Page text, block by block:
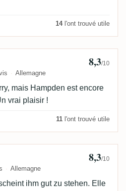
14l'ont trouvé utile
Allemagne
8,3/10
mais Hampden est encore
vrai plaisir !
11 l'ont trouvé utile
Allemagne
8,3/10
ihm gut zu stehen. Elle